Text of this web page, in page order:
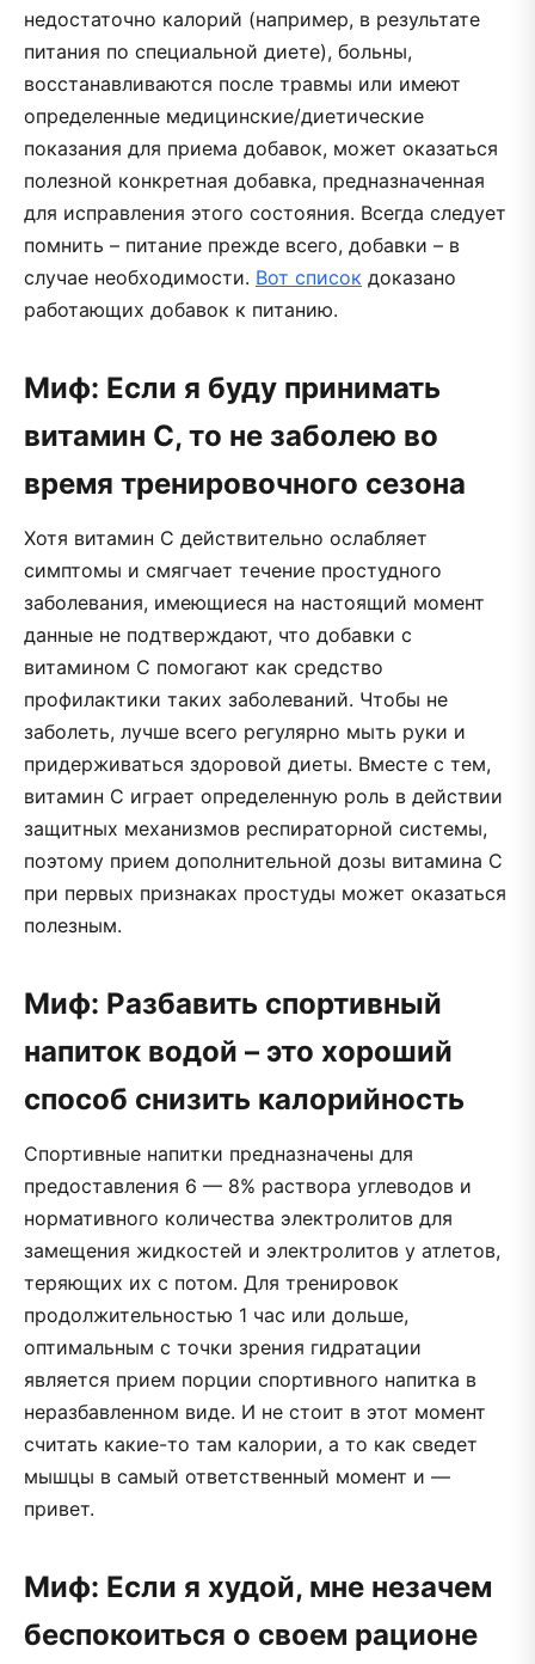
недостаточно калорий (например, в результате
питания по специальной диете), больны,
восстанавливаются после травмы или имеют
определенные медицинские/диетические
показания для приема добавок, может оказаться
полезной конкретная добавка, предназначенная
для исправления этого состояния. Всегда следует
помнить – питание прежде всего, добавки – в
случае необходимости. Вот список доказано
работающих добавок к питанию.
Миф: Если я буду принимать
витамин С, то не заболею во
время тренировочного сезона
Хотя витамин С действительно ослабляет
симптомы и смягчает течение простудного
заболевания, имеющиеся на настоящий момент
данные не подтверждают, что добавки с
витамином С помогают как средство
профилактики таких заболеваний. Чтобы не
заболеть, лучше всего регулярно мыть руки и
придерживаться здоровой диеты. Вместе с тем,
витамин С играет определенную роль в действии
защитных механизмов респираторной системы,
поэтому прием дополнительной дозы витамина С
при первых признаках простуды может оказаться
полезным.
Миф: Разбавить спортивный
напиток водой – это хороший
способ снизить калорийность
Спортивные напитки предназначены для
предоставления 6 — 8% раствора углеводов и
нормативного количества электролитов для
замещения жидкостей и электролитов у атлетов,
теряющих их с потом. Для тренировок
продолжительностью 1 час или дольше,
оптимальным с точки зрения гидратации
является прием порции спортивного напитка в
неразбавленном виде. И не стоит в этот момент
считать какие-то там калории, а то как сведет
мышцы в самый ответственный момент и —
привет.
Миф: Если я худой, мне незачем
беспокоиться о своем рационе